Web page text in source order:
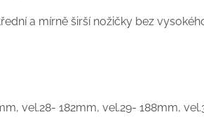
a mírně širší nožičky bez
vel.28- 182mm, vel.29- 188mm,